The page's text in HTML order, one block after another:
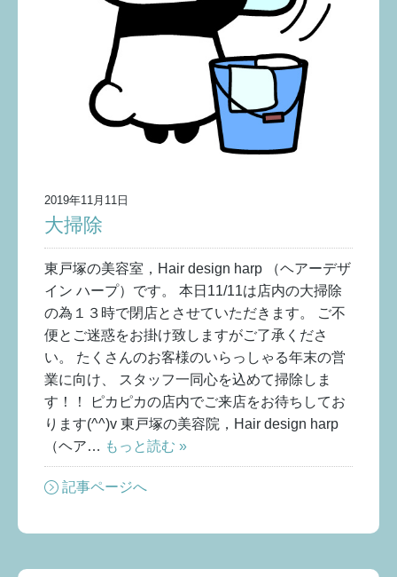
2019年11月11日
大掃除
東戸塚の美容室，Hair design harp （ヘアーデザ
イン ハープ）です。 本日11/11は店内の大掃除
の為１３時で閉店とさせていただきます。 ご不
便とご迷惑をお掛け致しますがご了承くださ
い。 たくさんのお客様のいらっしゃる年末の営
業に向け、 スタッフ一同心を込めて掃除しま
す！！ ピカピカの店内でご来店をお待ちしてお
ります(^^)v 東戸塚の美容院，Hair design harp
（ヘア… もっと読む »
記事ページへ